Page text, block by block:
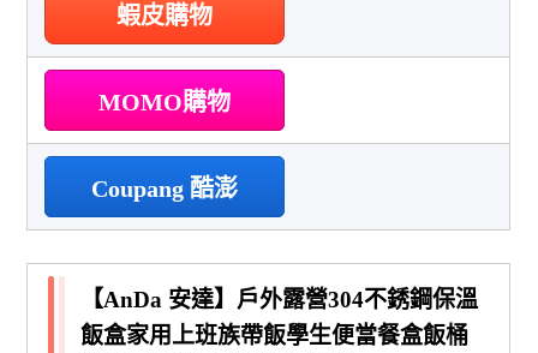
蝦皮購物
MOMO購物
Coupang 酷澎
【AnDa 安達】戶外露營304不銹鋼保溫
飯盒家用上班族帶飯學生便當餐盒飯桶